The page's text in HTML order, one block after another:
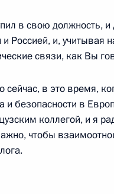
пройдут
канцлером
с
19:05
в свою должность,
Россией, и, учитывая
связи, как Вы
сейчас, в это время,
и безопасности в
коллегой, и я
чтобы